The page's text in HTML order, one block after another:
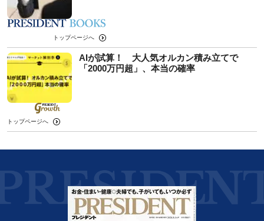
トップページへ
AIが試算！ 大人気オルカン積み立てで
「2000万円超」、本当の確率
トップページへ